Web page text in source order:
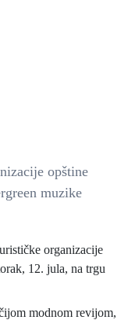
opštine
muzike
organizacije
12. jula, na trgu
modnom revijom,